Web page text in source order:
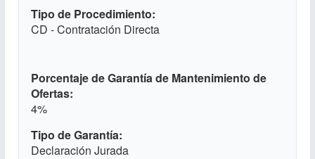
Tipo de Procedimiento
CD - Contratación Directa
Porcentaje de Garantía de Mantenimiento de
Ofertas
4%
Tipo de Garantía
Declaración Jurada